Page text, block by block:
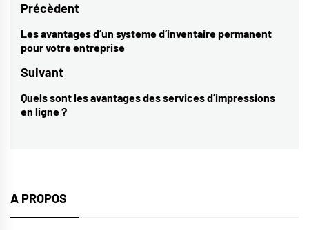
Navigation
de
l’article
Précèdent
Previous
post:
Les avantages d’un systeme d’inventaire permanent
pour votre entreprise
Suivant
Next
post:
Quels sont les avantages des services d’impressions
en ligne ?
A PROPOS